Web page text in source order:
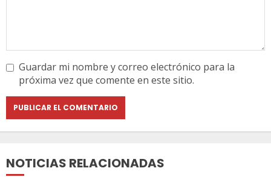
Guardar mi nombre y correo electrónico para la
próxima vez que comente en este sitio.
NOTICIAS RELACIONADAS